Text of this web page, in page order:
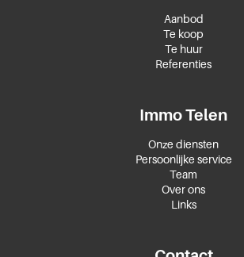
Aanbod
Te koop
Te huur
Referenties
Immo Telen
Onze diensten
Persoonlijke service
Team
Over ons
Links